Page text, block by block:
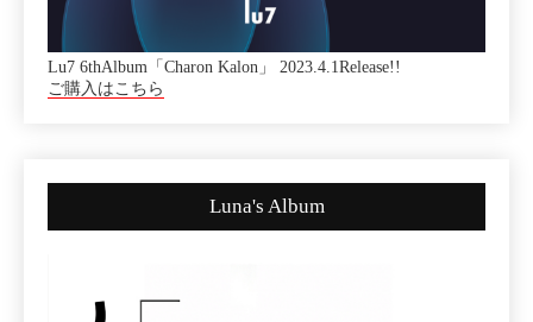
Lu7 6thAlbum「Charon Kalon」 2023.4.1Release!!
ご購入はこちら
Luna's Album